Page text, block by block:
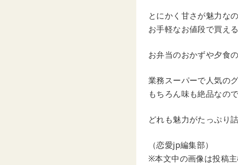
とにかく甘さが魅力な
お手軽なお値段で買え
お弁当のおかずや夕食
業務スーパーで人気の
もちろん味も絶品なの
どれも魅力がたっぷり
（恋愛jp編集部）
※本文中の画像は投稿主